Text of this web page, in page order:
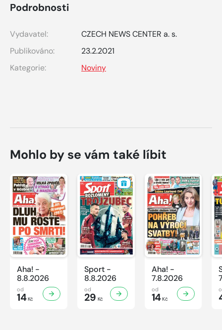
Podrobnosti
Vydavatel:
CZECH NEWS CENTER a. s.
Publikováno:
23.2.2021
Kategorie:
Noviny
Mohlo by se vám také líbit
Aha! -
8.8.2026
od
14Kč
Sport -
8.8.2026
od
29 Kč
Aha! -
7.8.2026
od
14Kč